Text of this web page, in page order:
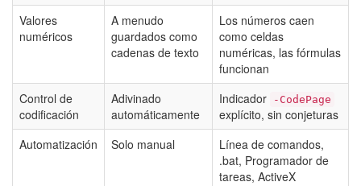
Valores
numéricos
A menudo
guardados como
cadenas de texto
Los números caen
como celdas
numéricas, las fórmulas
funcionan
Control de
codificación
Adivinado
automáticamente
Indicador -CodePage
explícito, sin conjeturas
Automatización
Solo manual
Línea de comandos,
.bat, Programador de
tareas, ActiveX